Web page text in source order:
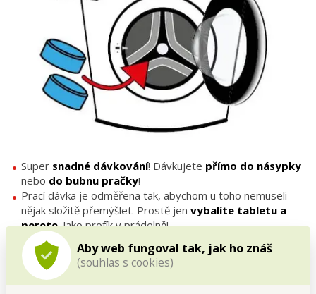
Aby web fungoval tak, jak ho znáš
(souhlas s cookies)
Super snadné dávkování! Dávkujete přímo do násypky
nebo do bubnu pračky!
Prací dávka je odměřena tak, abychom u toho nemuseli
nějak složitě přemýšlet. Prostě jen vybalíte tabletu a
perete. Jako profík v prádelně!